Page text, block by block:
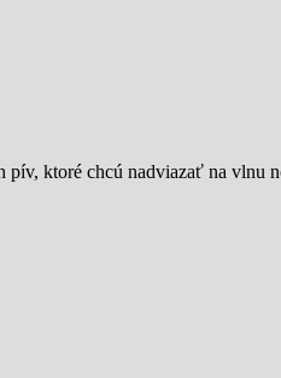
ktoré chcú nadviazať na